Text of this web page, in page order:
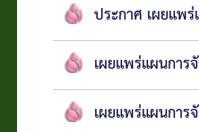
ประกาศ เผยแพ
เผยแพร่แผนกา
เผยแพร่แผนกา